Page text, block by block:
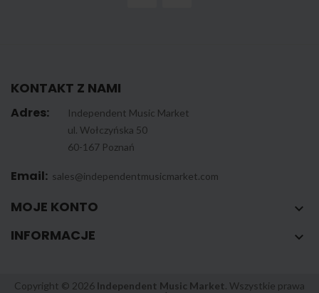
KONTAKT Z NAMI
Adres:
Independent Music Market
ul. Wołczyńska 50
60-167 Poznań
Email: sales@independentmusicmarket.com
MOJE KONTO 
INFORMACJE 
Copyright © 2026 Independent Music Market. Wszystkie prawa